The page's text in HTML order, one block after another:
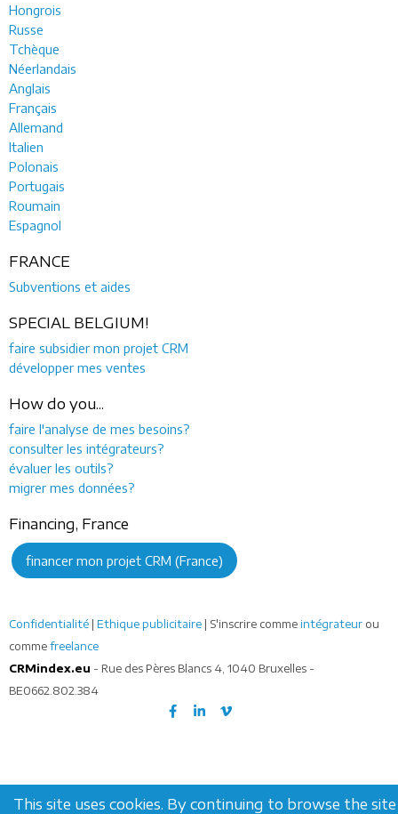
Hongrois
Russe
Tchèque
Néerlandais
Anglais
Français
Allemand
Italien
Polonais
Portugais
Roumain
Espagnol
FRANCE
Subventions et aides
SPECIAL BELGIUM!
faire subsidier mon projet CRM
développer mes ventes
How do you...
faire l'analyse de mes besoins?
consulter les intégrateurs?
évaluer les outils?
migrer mes données?
Financing, France
financer mon projet CRM (France)
Confidentialité | Ethique publicitaire | S'inscrire comme intégrateur ou
comme freelance
CRMindex.eu - Rue des Pères Blancs 4, 1040 Bruxelles -
BE0662.802.384
This site uses cookies. By continuing to browse the site